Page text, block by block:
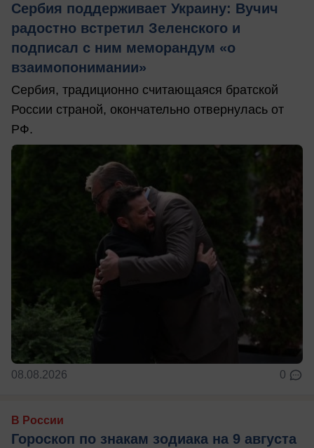
Сербия поддерживает Украину: Вучич
радостно встретил Зеленского и
подписал с ним меморандум «о
взаимопонимании»
Сербия, традиционно считающаяся братской
России страной, окончательно отвернулась от
РФ.
08.08.2026 0
В России
Гороскоп по знакам зодиака на 9 августа